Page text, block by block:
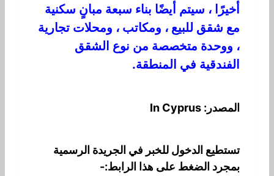
أخيرًا ، سيتم أيضًا بناء سبعة مبانٍ سكنية
مع شقق للبيع ، ومكاتب ، ومحلات تجارية
، ووحدة متخصصة من نوع الشقق
الفندقية في المنطقة.
المصدر: In Cyprus
تستطيع الدخول للخبر في الجريدة الرسمية
بمجرد الضغط على هذا الرابط:-